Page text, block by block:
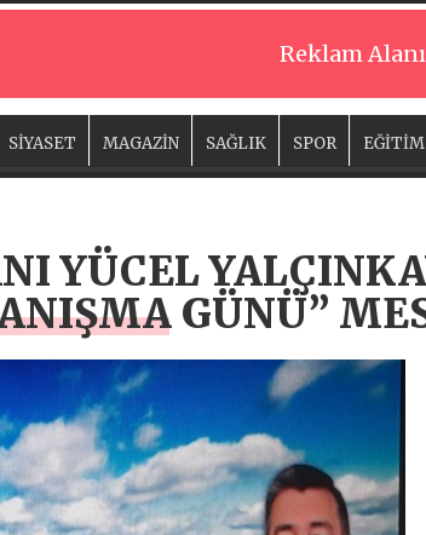
Reklam Alanı
SİYASET MAGAZİN SAĞLIK SPOR EĞİTİM
YÜCEL
GÜNÜ”